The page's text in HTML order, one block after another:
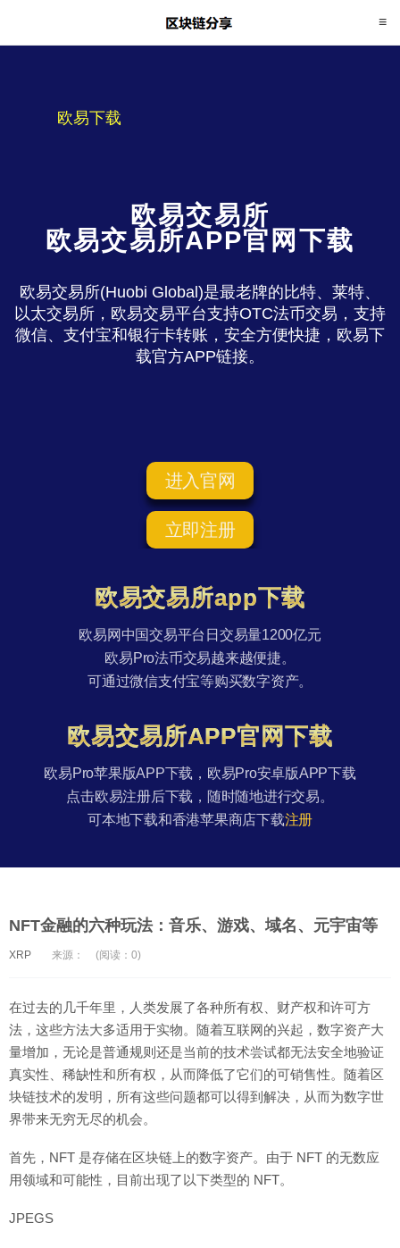
欧易下载
欧易交易所
欧易交易所APP官网下载
欧易交易所(Huobi Global)是最老牌的比特、莱特、
以太交易所，欧易交易平台支持OTC法币交易，支持
微信、支付宝和银行卡转账，安全方便快捷，欧易下
载官方APP链接。
进入官网
立即注册
欧易交易所app下载
欧易网中国交易平台日交易量1200亿元
欧易Pro法币交易越来越便捷。
可通过微信支付宝等购买数字资产。
欧易交易所APP官网下载
欧易Pro苹果版APP下载，欧易Pro安卓版APP下载
点击欧易注册后下载，随时随地进行交易。
可本地下载和香港苹果商店下载注册
NFT金融的六种玩法：音乐、游戏、域名、元宇宙等
XRP 来源： (阅读：0)
在过去的几千年里，人类发展了各种所有权、财产权和许可方
法，这些方法大多适用于实物。随着互联网的兴起，数字资产大
量增加，无论是普通规则还是当前的技术尝试都无法安全地验证
真实性、稀缺性和所有权，从而降低了它们的可销售性。随着区
块链技术的发明，所有这些问题都可以得到解决，从而为数字世
界带来无穷无尽的机会。
首先，NFT 是存储在区块链上的数字资产。由于 NFT 的无数应
用领域和可能性，目前出现了以下类型的 NFT。
JPEGS